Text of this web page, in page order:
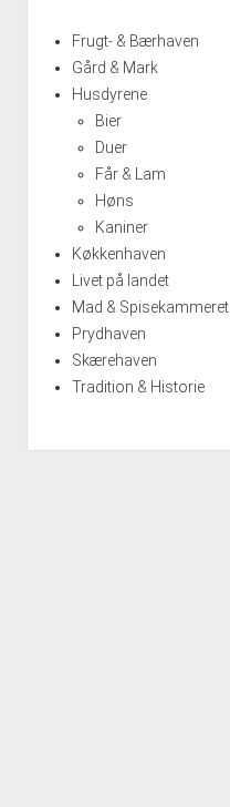
Frugt- & Bærhaven
Gård & Mark
Husdyrene
Bier
Duer
Får & Lam
Høns
Kaniner
Køkkenhaven
Livet på landet
Mad & Spisekammeret
Prydhaven
Skærehaven
Tradition & Historie